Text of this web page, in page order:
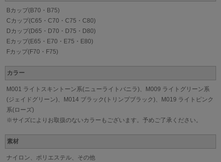
Bカップ(B70・B75)
Cカップ(C65・C70・C75・C80)
Dカップ(D65・D70・D75・D80)
Eカップ(E65・E70・E75・E80)
Fカップ(F70・F75)
カラー
M001 ライトスキントーン系(ニューライトバニラ)、M009 ライトグリーン系
(ジェイドグリーン)、M014 ブラック(トリンプブラック)、M019 ライトピンク
系(ローズ)
※サイズによりお取扱のないカラーもございます。予めご了承ください。
素材
ナイロン、ポリエステル、その他